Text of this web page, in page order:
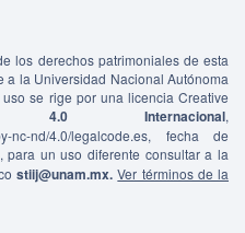
los derechos patrimoniales de esta
a la Universidad Nacional Autónoma
se rige por una licencia Creative
4.0 Internacional,
nc-nd/4.0/legalcode.es, fecha de
, para un uso diferente consultar a la
stiij@unam.mx. Ver términos de la